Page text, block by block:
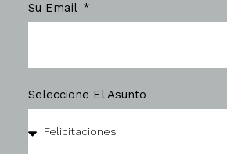
Su Email
Seleccione El Asunto